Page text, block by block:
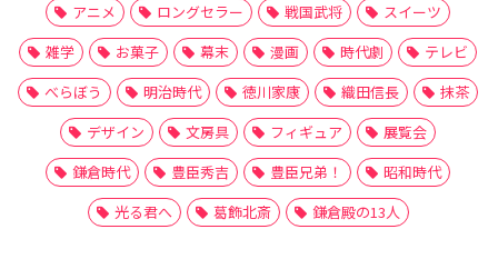
アニメ
ロングセラー 戦国武将
スイーツ
雑学
お菓子 幕末 漫画 時代劇
テレビ
べらぼう
明治時代 徳川家康 織田信長
抹茶
デザイン
文房具 フィギュア
展覧会
鎌倉時代
豊臣秀吉 豊臣兄弟！
昭和時代
光る君へ
葛飾北斎 鎌倉殿の13人